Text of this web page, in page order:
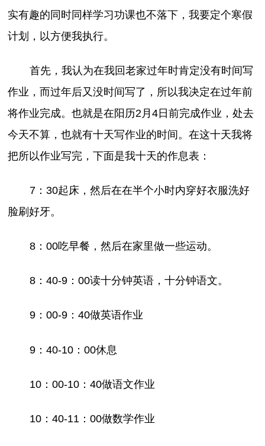
实有趣的同时同样学习功课也不落下，我要定个寒假
计划，以方便我执行。
首先，我认为在我回老家过年时肯定没有时间写
作业，而过年后又没时间写了，所以我决定在过年前
将作业完成。也就是在阳历2月4日前完成作业，处去
今天不算，也就有十天写作业的时间。在这十天我将
把所以作业写完，下面是我十天的作息表：
7：30起床，然后在在半个小时内穿好衣服洗好
脸刷好牙。
8：00吃早餐，然后在家里做一些运动。
8：40-9：00读十分钟英语，十分钟语文。
9：00-9：40做英语作业
9：40-10：00休息
10：00-10：40做语文作业
10：40-11：00做数学作业